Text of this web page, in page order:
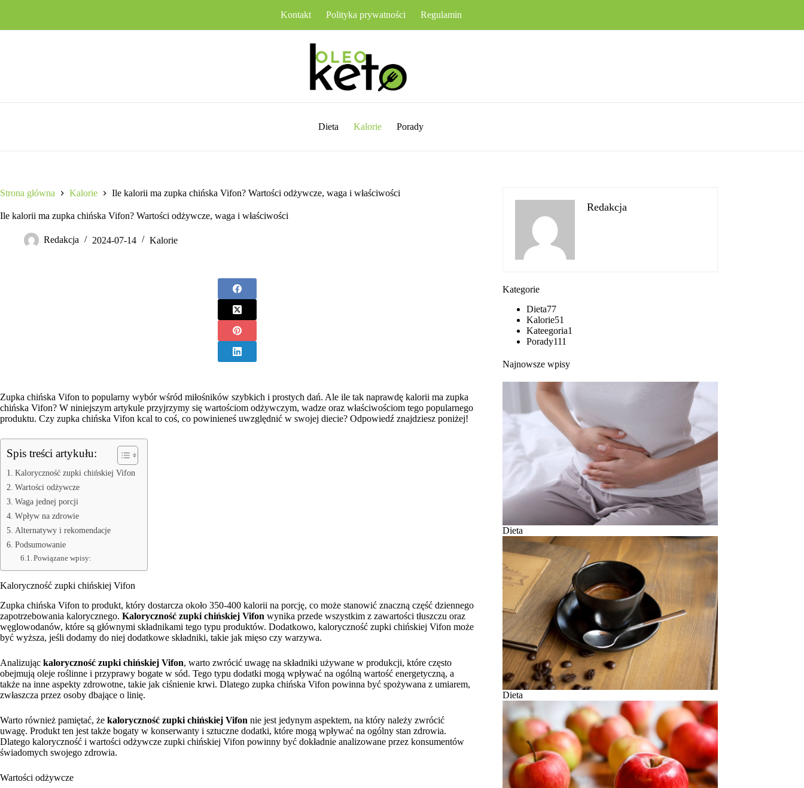
Kontakt Polityka prywatności Regulamin
Dieta Kalorie Porady
Strona główna Kalorie Ile kalorii ma zupka chińska Vifon? Wartości odżywcze, waga i właściwości
Ile kalorii ma zupka chińska Vifon? Wartości odżywcze, waga i właściwości
Redakcja 2024-07-14 Kalorie
Zupka chińska Vifon to popularny wybór wśród miłośników szybkich i prostych dań. Ale ile tak naprawdę kalorii ma zupka
chińska Vifon? W niniejszym artykule przyjrzymy się wartościom odżywczym, wadze oraz właściwościom tego popularnego
produktu. Czy zupka chińska Vifon kcal to coś, co powinieneś uwzględnić w swojej diecie? Odpowiedź znajdziesz poniżej!
Spis treści artykułu:
Kaloryczność zupki chińskiej Vifon
Wartości odżywcze
Waga jednej porcji
Wpływ na zdrowie
Alternatywy i rekomendacje
Podsumowanie
Powiązane wpisy:
Kaloryczność zupki chińskiej Vifon
Zupka chińska Vifon to produkt, który dostarcza około 350-400 kalorii na porcję, co może stanowić znaczną część dziennego
zapotrzebowania kalorycznego. Kaloryczność zupki chińskiej Vifon wynika przede wszystkim z zawartości tłuszczu oraz
węglowodanów, które są głównymi składnikami tego typu produktów. Dodatkowo, kaloryczność zupki chińskiej Vifon może
być wyższa, jeśli dodamy do niej dodatkowe składniki, takie jak mięso czy warzywa.
Analizując kaloryczność zupki chińskiej Vifon, warto zwrócić uwagę na składniki używane w produkcji, które często
obejmują oleje roślinne i przyprawy bogate w sód. Tego typu dodatki mogą wpływać na ogólną wartość energetyczną, a
także na inne aspekty zdrowotne, takie jak ciśnienie krwi. Dlatego zupka chińska Vifon powinna być spożywana z umiarem,
zwłaszcza przez osoby dbające o linię.
Warto również pamiętać, że kaloryczność zupki chińskiej Vifon nie jest jedynym aspektem, na który należy zwrócić
uwagę. Produkt ten jest także bogaty w konserwanty i sztuczne dodatki, które mogą wpływać na ogólny stan zdrowia.
Dlatego kaloryczność i wartości odżywcze zupki chińskiej Vifon powinny być dokładnie analizowane przez konsumentów
świadomych swojego zdrowia.
Wartości odżywcze
Redakcja
Kategorie
Dieta77
Kalorie51
Kateegoria1
Porady111
Najnowsze wpisy
Dieta
Dieta